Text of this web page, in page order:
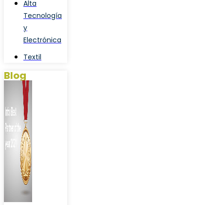
Alta
Tecnología
y
Electrónica
Textil
Blog